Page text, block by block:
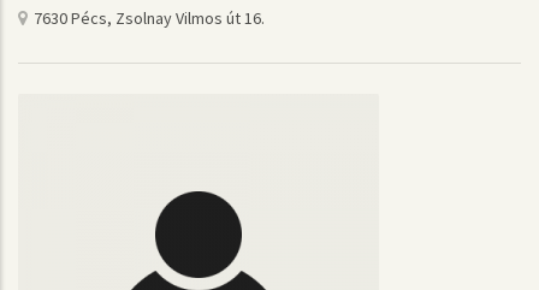
7630 Pécs, Zsolnay Vilmos út 16.